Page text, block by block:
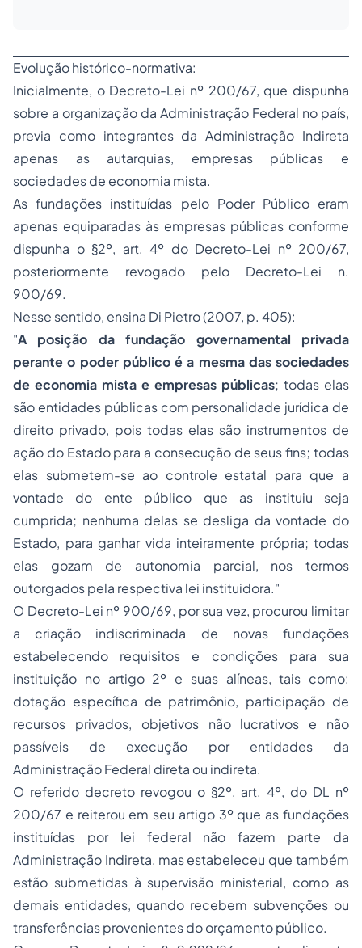
Evolução histórico-normativa:
Inicialmente, o Decreto-Lei nº 200/67, que dispunha
sobre a organização da Administração Federal no país,
previa como integrantes da Administração Indireta
apenas as autarquias, empresas públicas e
sociedades de economia mista.
As fundações instituídas pelo Poder Público eram
apenas equiparadas às empresas públicas conforme
dispunha o §2º, art. 4º do Decreto-Lei nº 200/67,
posteriormente revogado pelo Decreto-Lei n.
900/69.
Nesse sentido, ensina Di Pietro (2007, p. 405):
"A posição da fundação governamental privada
perante o poder público é a mesma das sociedades
de economia mista e empresas públicas; todas elas
são entidades públicas com personalidade jurídica de
direito privado, pois todas elas são instrumentos de
ação do Estado para a consecução de seus fins; todas
elas submetem-se ao controle estatal para que a
vontade do ente público que as instituiu seja
cumprida; nenhuma delas se desliga da vontade do
Estado, para ganhar vida inteiramente própria; todas
elas gozam de autonomia parcial, nos termos
outorgados pela respectiva lei instituidora."
O Decreto-Lei nº 900/69, por sua vez, procurou limitar
a criação indiscriminada de novas fundações
estabelecendo requisitos e condições para sua
instituição no artigo 2º e suas alíneas, tais como:
dotação específica de patrimônio, participação de
recursos privados, objetivos não lucrativos e não
passíveis de execução por entidades da
Administração Federal direta ou indireta.
O referido decreto revogou o §2º, art. 4º, do DL nº
200/67 e reiterou em seu artigo 3º que as fundações
instituídas por lei federal não fazem parte da
Administração Indireta, mas estabeleceu que também
estão submetidas à supervisão ministerial, como as
demais entidades, quando recebem subvenções ou
transferências provenientes do orçamento público.